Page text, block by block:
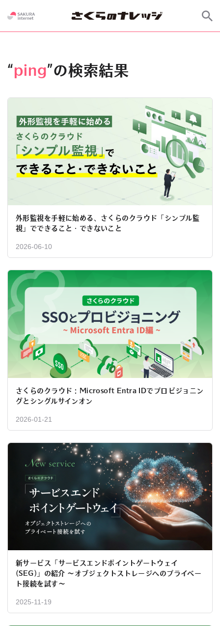
“ping”の検索結果
外形監視を手軽に始める、さくらのクラウド「シンプル監
視」でできること・できないこと
2026-06-10
さくらのクラウド：Microsoft Entra IDでプロビジョニン
グとシングルサインオン
2026-01-21
新サービス「サービスエンドポイントゲートウェイ
(SEG)」の紹介 〜オブジェクトストレージへのプライベー
ト接続を試す〜
2025-11-19